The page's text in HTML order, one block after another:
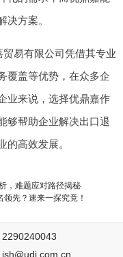
决方案。
易有限公司凭借其专业
覆盖等优势，在众多企
业来说，选择优鼎嘉作
够帮助企业解决出口退
高效发展。
，难题应对路径揭秘
先？速来一探究竟！
2290240043
jsh@udj.com.cn